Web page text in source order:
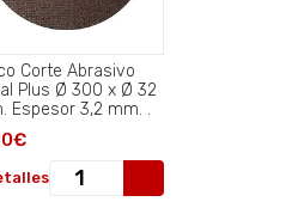
Corte Abrasivo
Plus Ø 300 x Ø 32
mm. Espesor 3,2 mm. .